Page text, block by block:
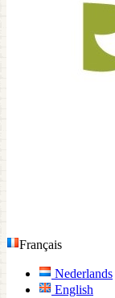
Français
Nederlands
English